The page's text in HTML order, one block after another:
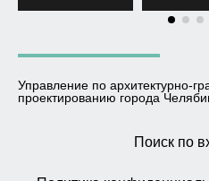
Управление по архитектурно-
проектированию города
Поиск по